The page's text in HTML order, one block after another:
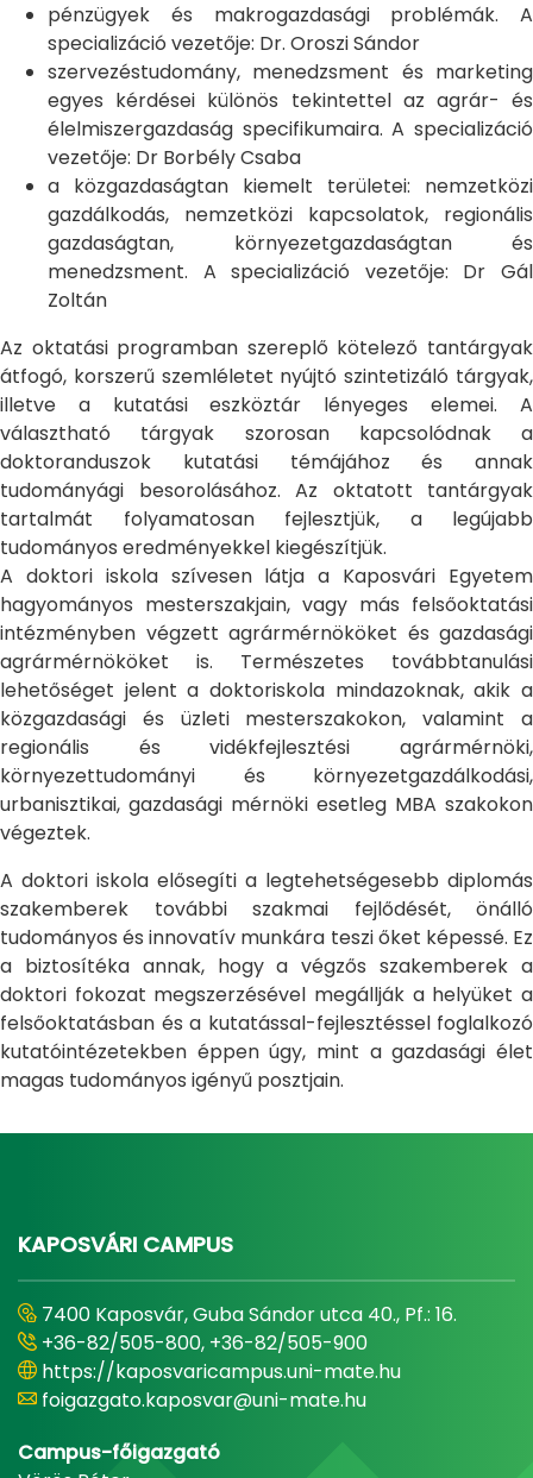
pénzügyek és makrogazdasági problémák. A
specializáció vezetője: Dr. Oroszi Sándor
szervezéstudomány, menedzsment és marketing
egyes kérdései különös tekintettel az agrár- és
élelmiszergazdaság specifikumaira. A specializáció
vezetője: Dr Borbély Csaba
a közgazdaságtan kiemelt területei: nemzetközi
gazdálkodás, nemzetközi kapcsolatok, regionális
gazdaságtan, környezetgazdaságtan és
menedzsment. A specializáció vezetője: Dr Gál
Zoltán
Az oktatási programban szereplő kötelező tantárgyak
átfogó, korszerű szemléletet nyújtó szintetizáló tárgyak,
illetve a kutatási eszköztár lényeges elemei. A
választható tárgyak szorosan kapcsolódnak a
doktoranduszok kutatási témájához és annak
tudományági besorolásához. Az oktatott tantárgyak
tartalmát folyamatosan fejlesztjük, a legújabb
tudományos eredményekkel kiegészítjük.
A doktori iskola szívesen látja a Kaposvári Egyetem
hagyományos mesterszakjain, vagy más felsőoktatási
intézményben végzett agrármérnököket és gazdasági
agrármérnököket is. Természetes továbbtanulási
lehetőséget jelent a doktoriskola mindazoknak, akik a
közgazdasági és üzleti mesterszakokon, valamint a
regionális és vidékfejlesztési agrármérnöki,
környezettudományi és környezetgazdálkodási,
urbanisztikai, gazdasági mérnöki esetleg MBA szakokon
végeztek.
A doktori iskola elősegíti a legtehetségesebb diplomás
szakemberek további szakmai fejlődését, önálló
tudományos és innovatív munkára teszi őket képessé. Ez
a biztosítéka annak, hogy a végzős szakemberek a
doktori fokozat megszerzésével megállják a helyüket a
felsőoktatásban és a kutatással-fejlesztéssel foglalkozó
kutatóintézetekben éppen úgy, mint a gazdasági élet
magas tudományos igényű posztjain.
KAPOSVÁRI CAMPUS
7400 Kaposvár, Guba Sándor utca 40., Pf.: 16.
+36-82/505-800, +36-82/505-900
https://kaposvaricampus.uni-mate.hu
foigazgato.kaposvar@uni-mate.hu
Campus-főigazgató